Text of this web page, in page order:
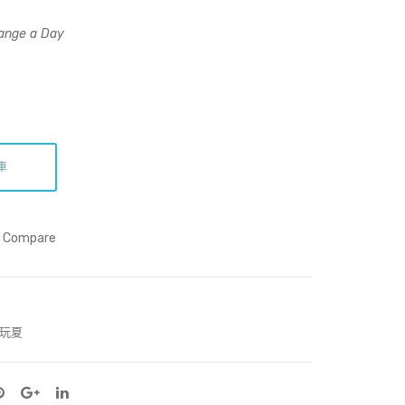
a Day
Compare
夏